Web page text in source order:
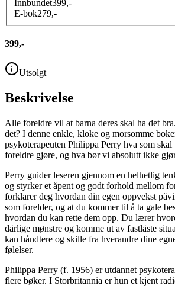
Innbundet399,-
E-bok279,-
399,-
Utsolgt
Beskrivelse
Alle foreldre vil at barna deres skal ha det
det? I denne enkle, kloke og morsomme
psykoterapeuten Philippa Perry hva som
foreldre gjøre, og hva bør vi absolutt ikke
Perry guider leseren gjennom en helhetlig
og styrker et åpent og godt forhold mellom
forklarer deg hvordan din egen oppvekst
som forelder, og at du kommer til å ta gale
hvordan du kan rette dem opp. Du lærer
dårlige mønstre og komme ut av fastlåste
kan håndtere og skille fra hverandre dine
følelser.
Philippa Perry (f. 1956) er utdannet
flere bøker. I Storbritannia er hun et kjent